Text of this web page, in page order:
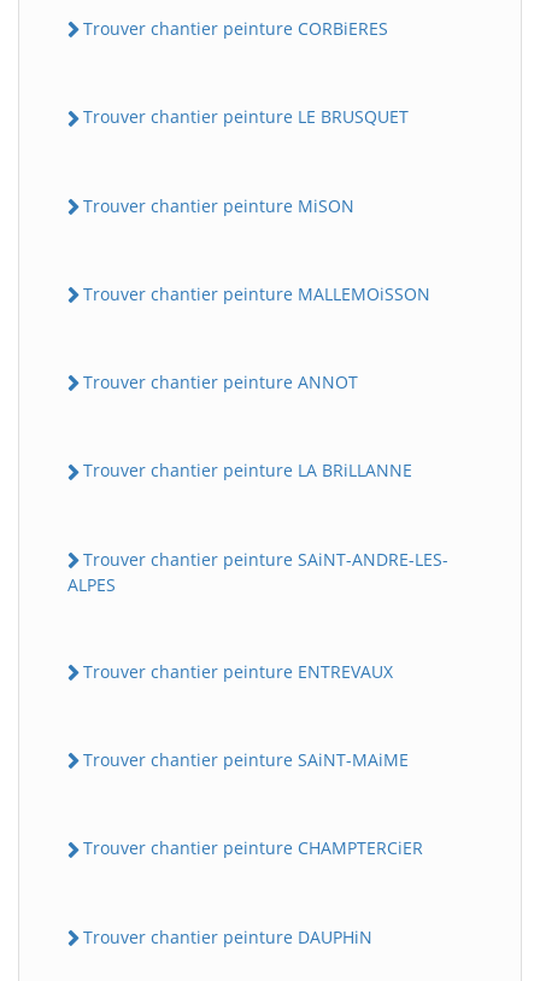
Trouver chantier peinture CORBiERES
Trouver chantier peinture LE BRUSQUET
Trouver chantier peinture MiSON
Trouver chantier peinture MALLEMOiSSON
Trouver chantier peinture ANNOT
Trouver chantier peinture LA BRiLLANNE
Trouver chantier peinture SAiNT-ANDRE-LES-
ALPES
Trouver chantier peinture ENTREVAUX
Trouver chantier peinture SAiNT-MAiME
Trouver chantier peinture CHAMPTERCiER
Trouver chantier peinture DAUPHiN